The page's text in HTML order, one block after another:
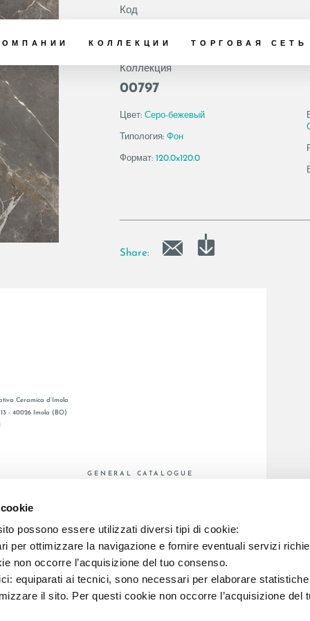
possono essere utilizzati diversi tipi di cookie:
per ottimizzare la navigazione e fornire eventuali servizi
non occorre l’acquisizione del tuo consenso.
equiparati ai tecnici, sono necessari per elaborare
il sito. Per questi cookie non occorre l’acquisizione del
КОЛЛЕКЦИИ ТОРГОВАЯ СЕТЬ
Код
Коллекция
00797
Цвет: Серо-бежевый
Типология: Фон
Формат: 120.0x120.0
Share:
Ceramica d’Imola
- 40026 Imola (BO)
СЕТЬ
GENERAL CATALOGUE
E REG. IMPR. BO 00286900378 R.E.A. BO 5545